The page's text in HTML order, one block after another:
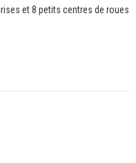
et 8 petits centres de roues